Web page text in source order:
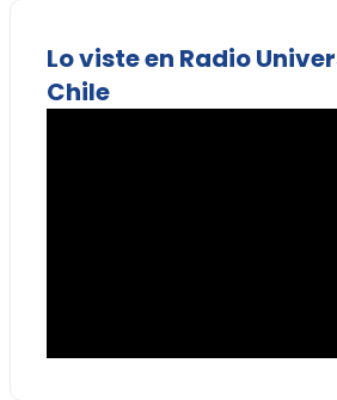
Lo viste en Radio
Chile